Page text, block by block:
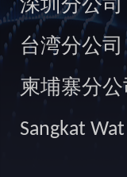
深圳分公
台湾分公
柬埔寨分公
Sangkat